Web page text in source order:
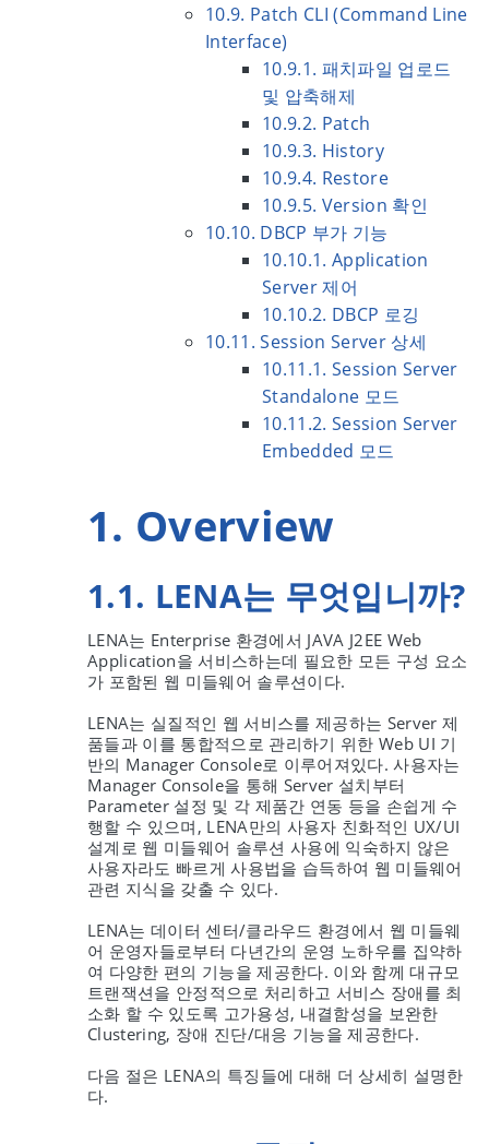
10.9. Patch CLI (Command Line
Interface)
10.9.1. 패치파일 업로드
및 압축해제
10.9.2. Patch
10.9.3. History
10.9.4. Restore
10.9.5. Version 확인
10.10. DBCP 부가 기능
10.10.1. Application
Server 제어
10.10.2. DBCP 로깅
10.11. Session Server 상세
10.11.1. Session Server
Standalone 모드
10.11.2. Session Server
Embedded 모드
1. Overview
1.1. LENA는 무엇입니까?
LENA는 Enterprise 환경에서 JAVA J2EE Web
Application을 서비스하는데 필요한 모든 구성 요소
가 포함된 웹 미들웨어 솔루션이다.
LENA는 실질적인 웹 서비스를 제공하는 Server 제
품들과 이를 통합적으로 관리하기 위한 Web UI 기
반의 Manager Console로 이루어져있다. 사용자는
Manager Console을 통해 Server 설치부터
Parameter 설정 및 각 제품간 연동 등을 손쉽게 수
행할 수 있으며, LENA만의 사용자 친화적인 UX/UI
설계로 웹 미들웨어 솔루션 사용에 익숙하지 않은
사용자라도 빠르게 사용법을 습득하여 웹 미들웨어
관련 지식을 갖출 수 있다.
LENA는 데이터 센터/클라우드 환경에서 웹 미들웨
어 운영자들로부터 다년간의 운영 노하우를 집약하
여 다양한 편의 기능을 제공한다. 이와 함께 대규모
트랜잭션을 안정적으로 처리하고 서비스 장애를 최
소화 할 수 있도록 고가용성, 내결함성을 보완한
Clustering, 장애 진단/대응 기능을 제공한다.
다음 절은 LENA의 특징들에 대해 더 상세히 설명한
다.